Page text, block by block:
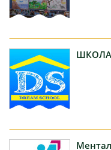
ШКОЛА